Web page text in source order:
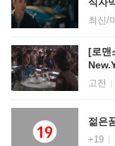
식자
최신/
[로맨
고전
젊은
+19